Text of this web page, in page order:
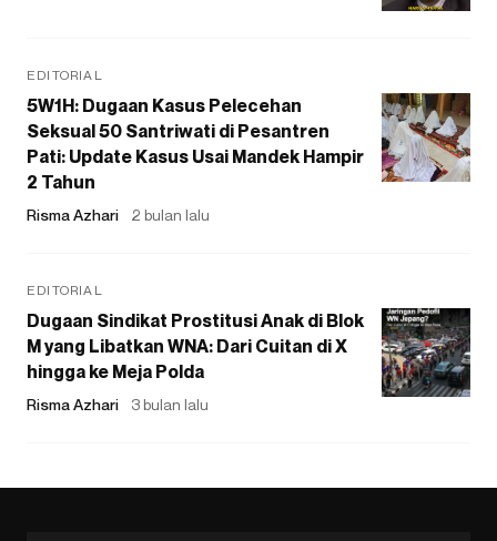
EDITORIAL
5W1H: Dugaan Kasus Pelecehan
Seksual 50 Santriwati di Pesantren
Pati: Update Kasus Usai Mandek Hampir
2 Tahun
Risma Azhari 2 bulan lalu
EDITORIAL
Dugaan Sindikat Prostitusi Anak di Blok
M yang Libatkan WNA: Dari Cuitan di X
hingga ke Meja Polda
Risma Azhari 3 bulan lalu